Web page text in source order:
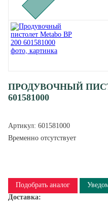
ПРОДУВОЧНЫЙ
601581000
Артикул: 601581000
Временно отсутствует
Подобрать аналог
Доставка: